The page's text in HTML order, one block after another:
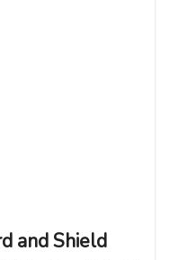
and Shield